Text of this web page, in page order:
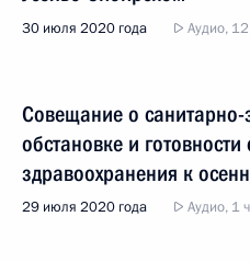
30 июля 2020 года Аудио,
Совещание о санитарно-
обстановке и готовности
здравоохранения к
29 июля 2020 года Аудио, 1